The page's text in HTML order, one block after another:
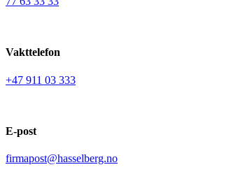
Vakttelefon
+47 911 03 333
E-post
firmapost@hasselberg.no